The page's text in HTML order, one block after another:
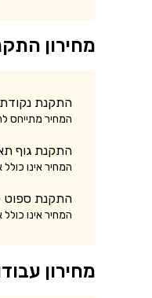
מחירון
התקנת
המחיר מתייחס
התקנת גוף
המחיר אינו
התקנת ספוט
המחיר אינו
מחירון